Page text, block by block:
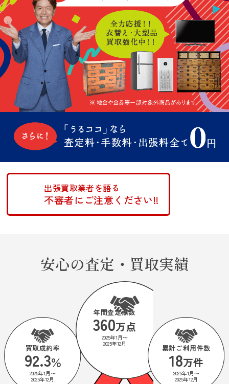
出張買取業者を語る
不審者にご注意ください!!
安心の査定・買取実績
買取成約率
92.3％
2025年1月〜
2025年12月
年間査定点数
360万点
2025年1月〜
2025年12月
累計ご利用件数
18万件
2025年1月〜
2025年12月